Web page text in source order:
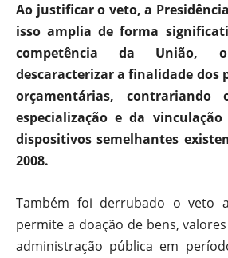
Ao justificar o veto, a
isso amplia de forma
competência da União,
descaracterizar a finalidade dos
orçamentárias, contrariando
especialização e da
dispositivos semelhantes
2008.
Também foi derrubado o veto
permite a doação de bens,
administração pública em